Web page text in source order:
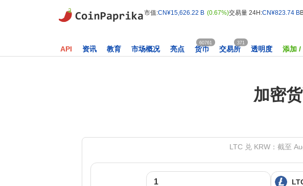
市值:CN¥15,626.22 B (0.67%)交易量 24H:CN¥823.74 B
API 资讯 教育 市场概况 亮点 货币
60761
交易所
371
透明度 添加 /
加密
LTC 兑 KRW：截至